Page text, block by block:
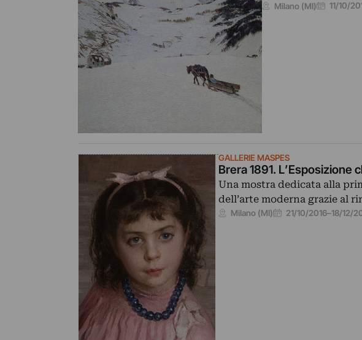
Milano (MI) 11/10/
GALLERIE MASPES
Brera 1891. L’Esposizione
Una mostra dedicata alla
dell’arte moderna grazie al
Milano (MI) 21/10/2016–18/12/